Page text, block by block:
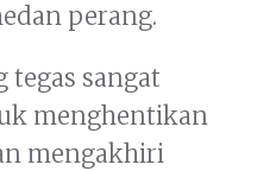
perang.
sangat
menghentikan
mengakhiri